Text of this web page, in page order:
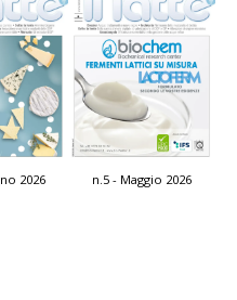
2026 n.5 - Maggio 2026